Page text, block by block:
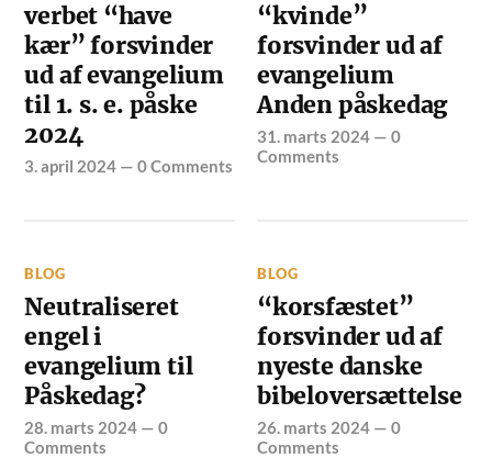
verbet “have
kær” forsvinder
ud af evangelium
til 1. s. e. påske
2024
3. april 2024 —0 Comments
“kvinde”
forsvinder ud af
evangelium
Anden påskedag
31. marts 2024 —0
Comments
BLOG
Neutraliseret
engel i
evangelium til
Påskedag?
28. marts 2024 —0
Comments
BLOG
“korsfæstet”
forsvinder ud af
nyeste danske
bibeloversættelse
26. marts 2024 —0
Comments